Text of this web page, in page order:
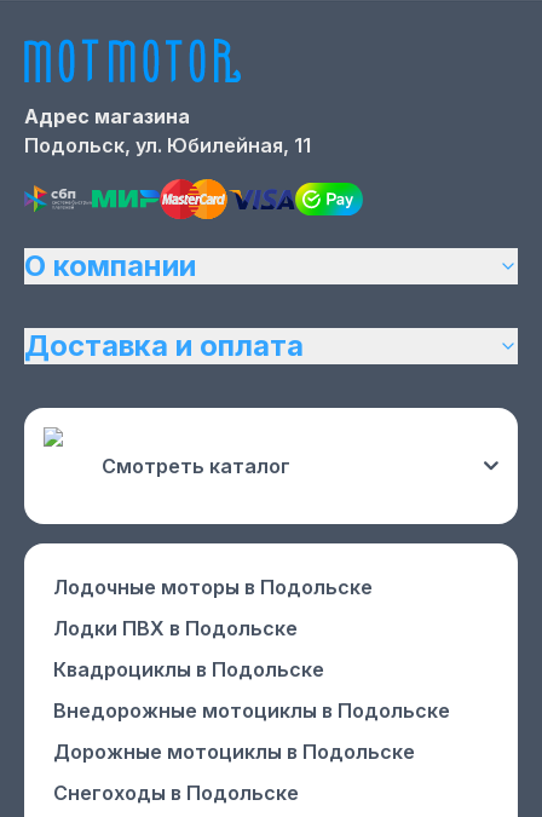
Адрес магазина
Подольск, ул. Юбилейная, 11
О компании
Доставка и оплата
Смотреть каталог
Лодочные моторы в Подольске
Лодки ПВХ в Подольске
Квадроциклы в Подольске
Внедорожные мотоциклы в Подольске
Дорожные мотоциклы в Подольске
Снегоходы в Подольске